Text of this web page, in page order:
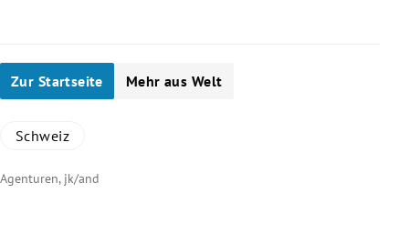
Zur Startseite Mehr aus Welt
Schweiz
Agenturen, jk/and